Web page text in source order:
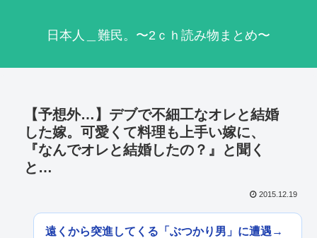
日本人＿難民。〜2ｃｈ読み物まとめ〜
【予想外…】デブで不細工なオレと結婚
した嫁。可愛くて料理も上手い嫁に、
『なんでオレと結婚したの？』と聞く
と…
2015.12.19
遠くから突進してくる「ぶつかり男」に遭遇→